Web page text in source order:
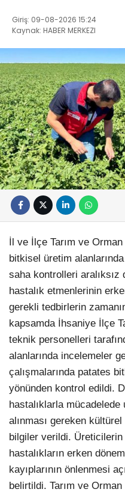
Giriş: 09-08-2026 15:24
Kaynak: HABER MERKEZI
İl ve İlçe Tarım ve
bitkisel üretim
saha kontrolleri aralıksız
hastalık etmenlerinin
gerekli tedbirlerin
kapsamda İhsaniye İlçe
teknik personelleri
alanlarında incelemeler
çalışmalarında patates
yönünden kontrol edildi.
hastalıklarla
alınması gereken
bilgiler verildi.
hastalıkların erken
kayıplarının önlenmesi
belirtildi. Tarım ve